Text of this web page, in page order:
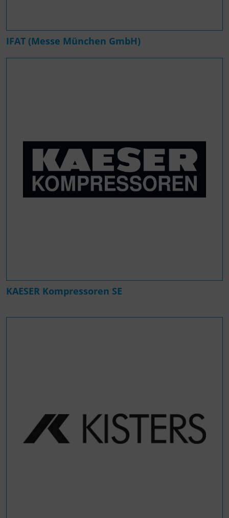
IFAT (Messe München GmbH)
KAESER Kompressoren SE